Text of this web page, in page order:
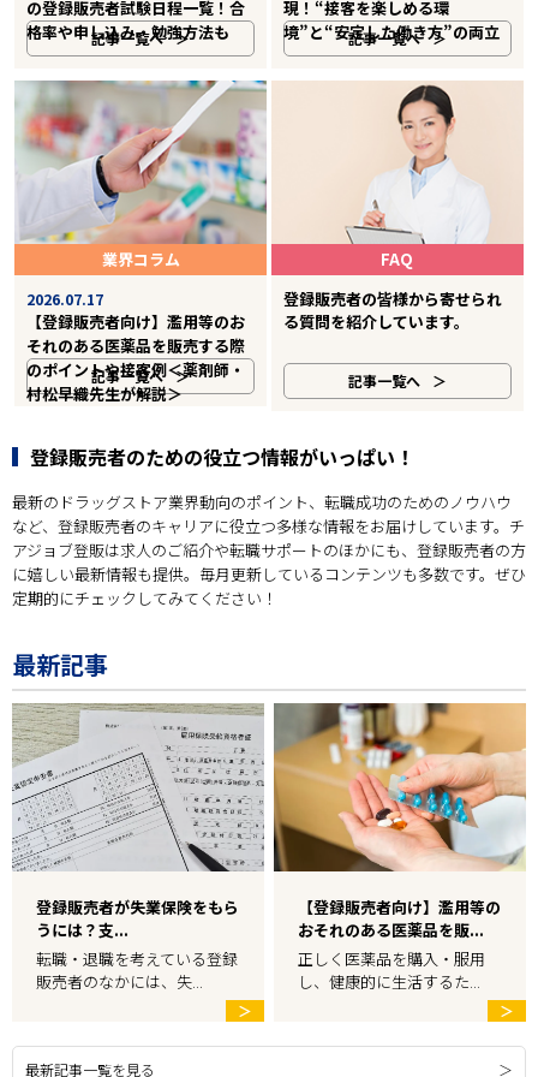
の登録販売者試験日程一覧！合
格率や申し込み・勉強方法も
記事一覧へ
現！“接客を楽しめる環
境”と“安定した働き方”の両立
記事一覧へ
業界コラム
2026.07.17
【登録販売者向け】濫用等のお
それのある医薬品を販売する際
のポイントや接客例＜薬剤師・
村松早織先生が解説＞
記事一覧へ
FAQ
登録販売者の皆様から寄せられ
る質問を紹介しています。
記事一覧へ
登録販売者のための役立つ情報がいっぱい！
最新のドラッグストア業界動向のポイント、転職成功のためのノウハウ
など、登録販売者のキャリアに役立つ多様な情報をお届けしています。チ
アジョブ登販は求人のご紹介や転職サポートのほかにも、登録販売者の方
に嬉しい最新情報も提供。毎月更新しているコンテンツも多数です。ぜひ
定期的にチェックしてみてください！
最新記事
登録販売者が失業保険をもら
うには？支...
転職・退職を考えている登録
販売者のなかには、失...
＞
【登録販売者向け】濫用等の
おそれのある医薬品を販...
正しく医薬品を購入・服用
し、健康的に生活するた...
＞
最新記事一覧を見る